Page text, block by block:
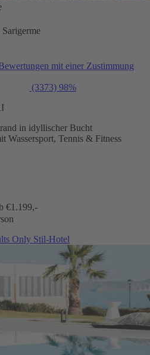
mit einer Zustimmung
(3373) 98%
in idyllischer Bucht
Wassersport, Tennis & Fitness
€1.199,-
Only Stil-Hotel